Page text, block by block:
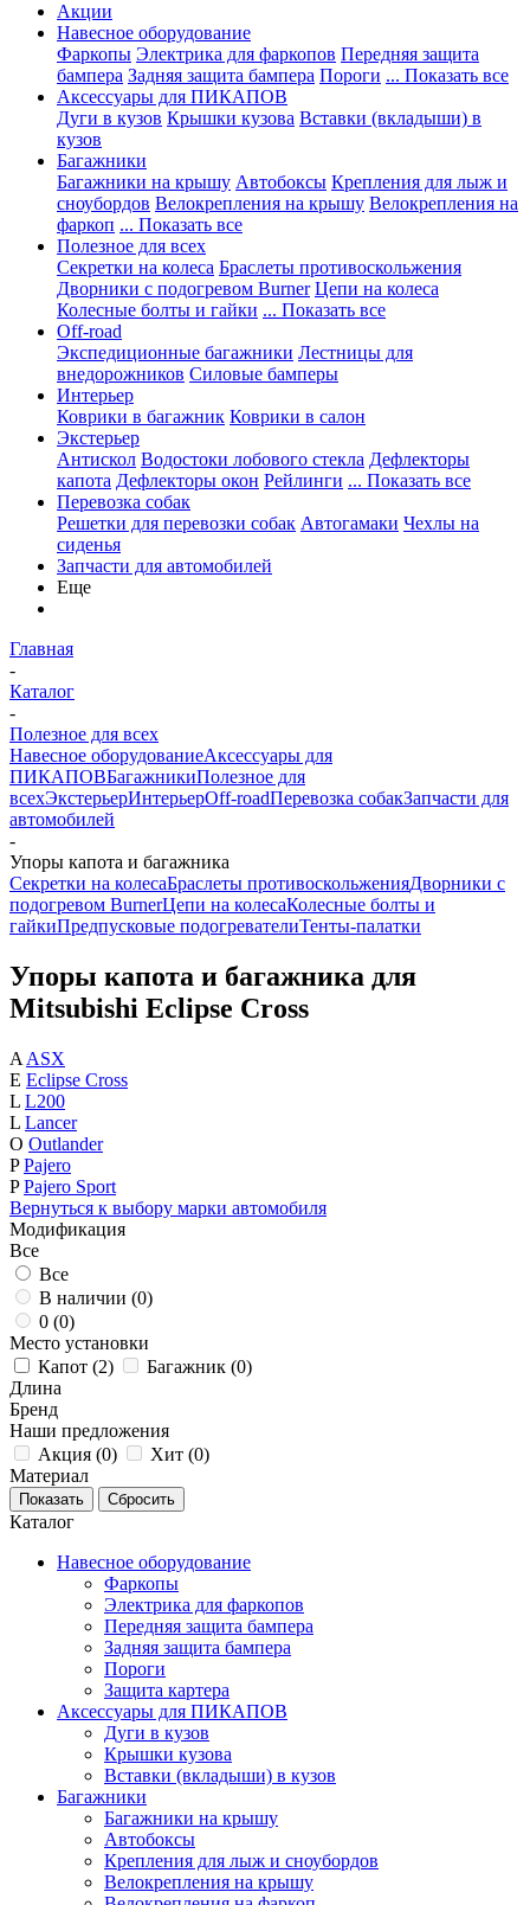
Акции
Навесное оборудование
Фаркопы Электрика для фаркопов Передняя защита
бампера Задняя защита бампера Пороги ... Показать все
Аксессуары для ПИКАПОВ
Дуги в кузов Крышки кузова Вставки (вкладыши) в
кузов
Багажники
Багажники на крышу Автобоксы Крепления для лыж и
сноубордов Велокрепления на крышу Велокрепления на
фаркоп ... Показать все
Полезное для всех
Секретки на колеса Браслеты противоскольжения
Дворники с подогревом Burner Цепи на колеса
Колесные болты и гайки ... Показать все
Off-road
Экспедиционные багажники Лестницы для
внедорожников Силовые бамперы
Интерьер
Коврики в багажник Коврики в салон
Экстерьер
Антискол Водостоки лобового стекла Дефлекторы
капота Дефлекторы окон Рейлинги ... Показать все
Перевозка собак
Решетки для перевозки собак Автогамаки Чехлы на
сиденья
Запчасти для автомобилей
Еще
Главная
-
Каталог
-
Полезное для всех
Навесное оборудованиеАксессуары для
ПИКАПОВБагажникиПолезное для
всехЭкстерьерИнтерьерOff-roadПеревозка собакЗапчасти для
автомобилей
-
Упоры капота и багажника
Секретки на колесаБраслеты противоскольженияДворники с
подогревом BurnerЦепи на колесаКолесные болты и
гайкиПредпусковые подогревателиТенты-палатки
Упоры капота и багажника для
Mitsubishi Eclipse Cross
A ASX
E Eclipse Cross
L L200
L Lancer
O Outlander
P Pajero
P Pajero Sport
Вернуться к выбору марки автомобиля
Модификация
Все
Все
В наличии (0)
0 (0)
Место установки
Капот (2) Багажник (0)
Длина
Бренд
Наши предложения
Акция (0) Хит (0)
Материал
Каталог
Навесное оборудование
Фаркопы
Электрика для фаркопов
Передняя защита бампера
Задняя защита бампера
Пороги
Защита картера
Аксессуары для ПИКАПОВ
Дуги в кузов
Крышки кузова
Вставки (вкладыши) в кузов
Багажники
Багажники на крышу
Автобоксы
Крепления для лыж и сноубордов
Велокрепления на крышу